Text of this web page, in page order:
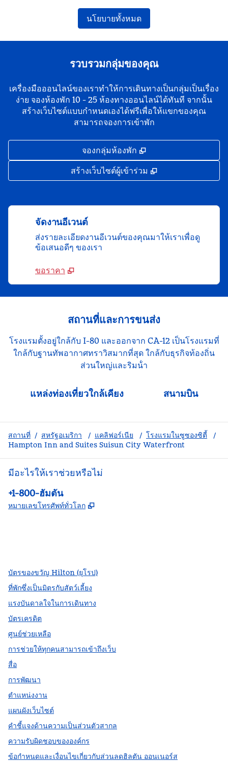
นโยบายทั้งหมด
รวบรวมกลุ่มของคุณ
เครื่องมือออนไลน์ของเราทําให้การเดินทางเป็นกลุ่มเป็นเรื่อง
ง่าย จองห้องพัก 10 - 25 ห้องทางออนไลน์ได้ทันที จากนั้น
สร้างเว็บไซต์แบบกําหนดเองได้ฟรีเพื่อให้แขกของคุณ
สามารถจองการเข้าพัก
จองกลุ่มห้องพัก ,
สร้างเว็บไซต์ผู้เข้าร่วม ,
จัดงานอีเวนต์
ส่งรายละเอียดงานอีเวนต์ของคุณมาให้เราเพื่อดู
ข้อเสนอดีๆ ของเรา
ขอราคา
สถานที่และการขนส่ง
โรงแรมตั้งอยู่ใกล้กับ I-80 และออกจาก CA-12 เป็นโรงแรมที่
ใกล้กับฐานทัพอากาศทราวิสมากที่สุด ใกล้กับธุรกิจท้องถิ่น
ส่วนใหญ่และริมน้ํา
แหล่งท่องเที่ยวใกล้เคียง สนามบิน
สถานที่ / สหรัฐอเมริกา / แคลิฟอร์เนีย / โรงแรมในซูซองซิตี้
/
Hampton Inn and Suites Suisun City Waterfront
มีอะไรให้เราช่วยหรือไม่
โทรศัพท์:
+1-800-ฮัมตัน
หมายเลขโทรศัพท์ทั่วโลก ,
บัตรของขวัญ Hilton (ยุโรป)
ที่พักซึ่งเป็นมิตรกับสัตว์เลี้ยง
แรงบันดาลใจในการเดินทาง
บัตรเครดิต
ศูนย์ช่วยเหลือ
การช่วยให้ทุกคนสามารถเข้าถึงเว็บ
สื่อ
การพัฒนา
ตำแหน่งงาน
แผนผังเว็บไซต์
คำชี้แจงด้านความเป็นส่วนตัวสากล
ความรับผิดชอบขององค์กร
ข้อกำหนดและเงื่อนไขเกี่ยวกับส่วนลดฮิลตัน ออนเนอร์ส